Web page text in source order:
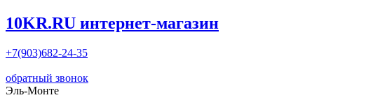
10KR.RU интернет-магазин
+7(903)682-24-35
обратный звонок
Эль-Монте